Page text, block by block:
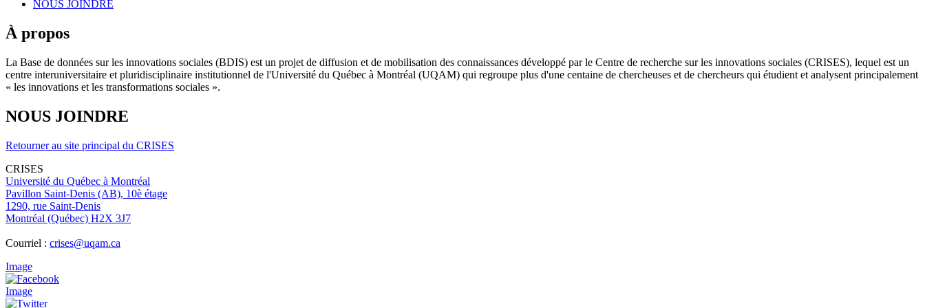
NOUS JOINDRE
À propos
La Base de données sur les innovations sociales (BDIS) est un projet de diffusion et de mobilisation des connaissances développé par le Centre de recherche sur les innovations sociales (CRISES), lequel est un
centre interuniversitaire et pluridisciplinaire institutionnel de l'Université du Québec à Montréal (UQAM) qui regroupe plus d'une centaine de chercheuses et de chercheurs qui étudient et analysent principalement
« les innovations et les transformations sociales ».
NOUS JOINDRE
Retourner au site principal du CRISES
CRISES
Université du Québec à Montréal
Pavillon Saint-Denis (AB), 10è étage
1290, rue Saint-Denis
Montréal (Québec) H2X 3J7
Courriel : crises@uqam.ca
Image
Image